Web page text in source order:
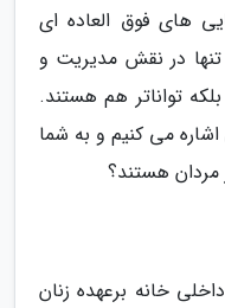
های فوق العاده ای
در نقش مدیریت و
تواناتر هم هستند.
اشاره می کنیم و به شما
مردان هستند؟
خانه برعهده زنان